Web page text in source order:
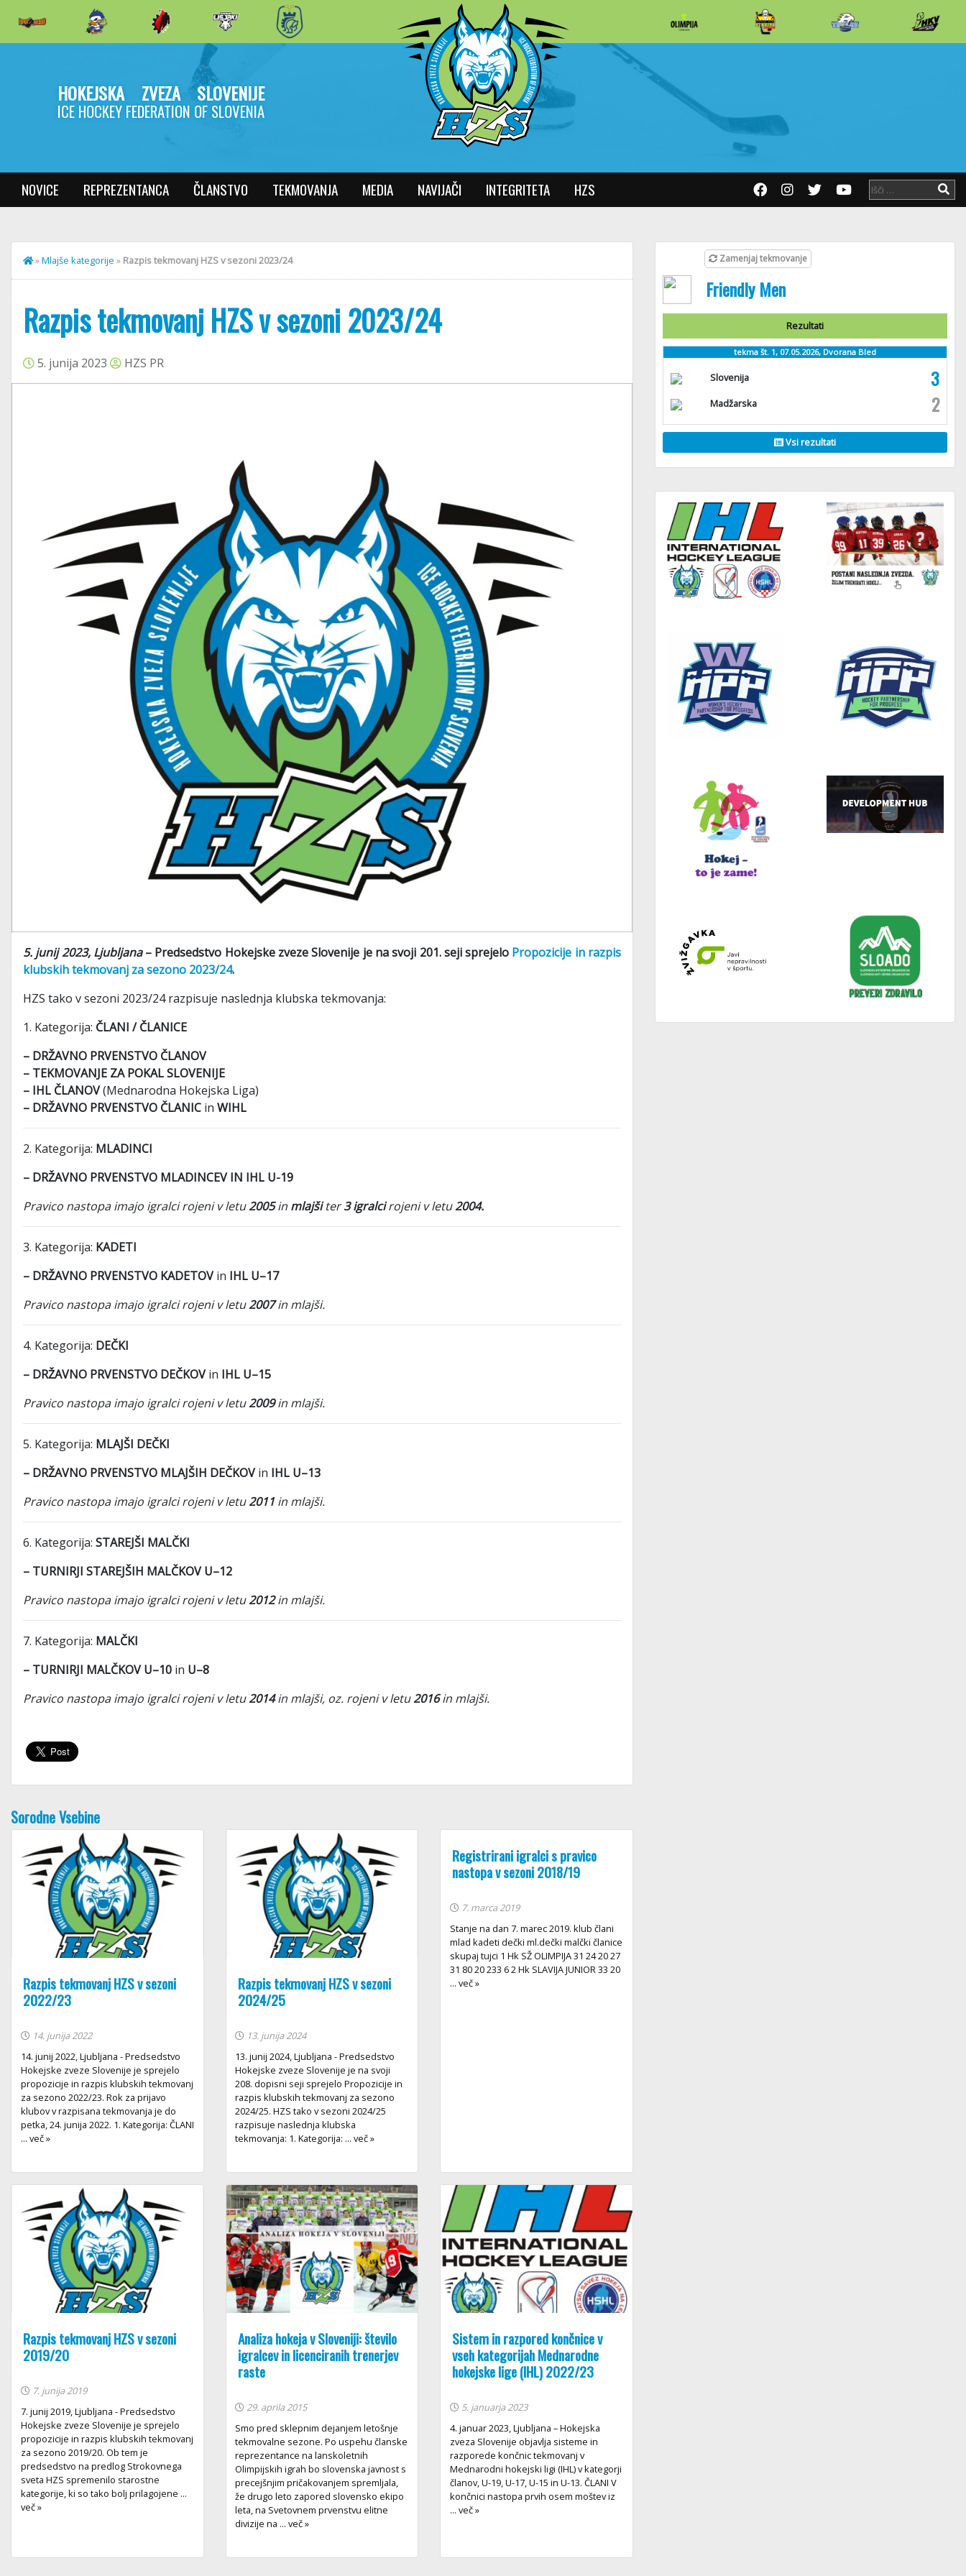
HOKEJSKA ZVEZA SLOVENIJE
ICE HOCKEY FEDERATION OF SLOVENIA
NOVICE REPREZENTANCA ČLANSTVO TEKMOVANJA MEDIA NAVIJAČI INTEGRITETA HZS
»Mlajše kategorije » Razpis tekmovanj HZS v sezoni 2023/24
Razpis tekmovanj HZS v sezoni 2023/24
5. junija 2023 HZS PR
5. junij 2023, Ljubljana– Predsedstvo Hokejske zveze Slovenije je na svoji 201. seji sprejelo Propozicije in razpis
klubskih tekmovanj za sezono 2023/24.
HZS tako v sezoni 2023/24 razpisuje naslednja klubska tekmovanja:
1. Kategorija: ČLANI / ČLANICE
– DRŽAVNO PRVENSTVO ČLANOV
– TEKMOVANJE ZA POKAL SLOVENIJE
– IHL ČLANOV(Mednarodna Hokejska Liga)
– DRŽAVNO PRVENSTVO ČLANIC in WIHL
2. Kategorija: MLADINCI
– DRŽAVNO PRVENSTVO MLADINCEV IN IHL U-19
Pravico nastopa imajo igralci rojeni v letu2005in mlajšiter3 igralcirojeni v letu2004.
3. Kategorija: KADETI
– DRŽAVNO PRVENSTVO KADETOVin IHL U–17
Pravico nastopa imajo igralci rojeni v letu2007in mlajši.
4. Kategorija: DEČKI
– DRŽAVNO PRVENSTVO DEČKOVin IHL U–15
Pravico nastopa imajo igralci rojeni v letu2009in mlajši.
5. Kategorija: MLAJŠI DEČKI
– DRŽAVNO PRVENSTVO MLAJŠIH DEČKOVin IHL U–13
Pravico nastopa imajo igralci rojeni v letu2011 in mlajši.
6. Kategorija: STAREJŠI MALČKI
– TURNIRJI STAREJŠIH MALČKOV U–12
Pravico nastopa imajo igralci rojeni v letu2012in mlajši.
7. Kategorija: MALČKI
– TURNIRJI MALČKOV U–10 in U–8
Pravico nastopa imajo igralci rojeni v letu2014in mlajši, oz. rojeni v letu2016in mlajši.
Sorodne Vsebine
Razpis tekmovanj HZS v sezoni
2022/23
14. junija 2022
14. junij 2022, Ljubljana - Predsedstvo
Hokejske zveze Slovenije je sprejelo
propozicije in razpis klubskih tekmovanj
za sezono 2022/23. Rok za prijavo
klubov v razpisana tekmovanja je do
petka, 24. junija 2022. 1. Kategorija: ČLANI
... več »
Razpis tekmovanj HZS v sezoni
2024/25
13. junija 2024
13. junij 2024, Ljubljana - Predsedstvo
Hokejske zveze Slovenije je na svoji
208. dopisni seji sprejelo Propozicije in
razpis klubskih tekmovanj za sezono
2024/25. HZS tako v sezoni 2024/25
razpisuje naslednja klubska
tekmovanja: 1. Kategorija: ... več »
Registrirani igralci s pravico
nastopa v sezoni 2018/19
7. marca 2019
Stanje na dan 7. marec 2019. klub člani
mlad kadeti dečki ml.dečki malčki članice
skupaj tujci 1 Hk SŽ OLIMPIJA 31 24 20 27
31 80 20 233 6 2 Hk SLAVIJA JUNIOR 33 20
... več »
Razpis tekmovanj HZS v sezoni
2019/20
7. junija 2019
7. junij 2019, Ljubljana - Predsedstvo
Hokejske zveze Slovenije je sprejelo
propozicije in razpis klubskih tekmovanj
za sezono 2019/20. Ob tem je
predsedstvo na predlog Strokovnega
sveta HZS spremenilo starostne
kategorije, ki so tako bolj prilagojene ...
več »
Analiza hokeja v Sloveniji: število
igralcev in licenciranih trenerjev
raste
29. aprila 2015
Smo pred sklepnim dejanjem letošnje
tekmovalne sezone. Po uspehu članske
reprezentance na lanskoletnih
Olimpijskih igrah bo slovenska javnost s
precejšnjim pričakovanjem spremljala,
že drugo leto zapored slovensko ekipo
leta, na Svetovnem prvenstvu elitne
divizije na ... več »
Sistem in razpored končnice v
vseh kategorijah Mednarodne
hokejske lige (IHL) 2022/23
5. januarja 2023
4. januar 2023, Ljubljana – Hokejska
zveza Slovenije objavlja sisteme in
razporede končnic tekmovanj v
Mednarodni hokejski ligi (IHL) v kategorji
članov, U-19, U-17, U-15 in U-13. ČLANI V
končnici nastopa prvih osem moštev iz
... več »
Zamenjaj tekmovanje
Friendly Men
Rezultati
tekma št. 1, 07.05.2026, Dvorana Bled
Slovenija 3
Madžarska 2
Vsi rezultati